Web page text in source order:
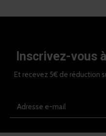
Inscrivez-vous
Et recevez 5€ de réduction